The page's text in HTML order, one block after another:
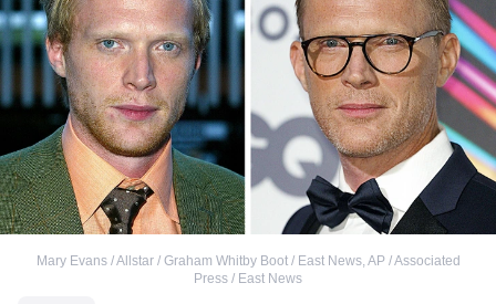
Mary Evans / Allstar / Graham Whitby Boot / East News, AP / Associated
Press / East News